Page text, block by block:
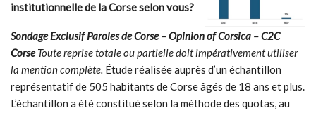
institutionnelle de la Corse selon vous?
Sondage Exclusif Paroles de Corse – Opinion of Corsica – C2C
CorseToute reprise totale ou partielle doit impérativement utiliser
la mention complète. Étude réalisée auprès d’un échantillon
représentatif de 505 habitants de Corse âgés de 18 ans et plus.
L’échantillon a été constitué selon la méthode des quotas, au